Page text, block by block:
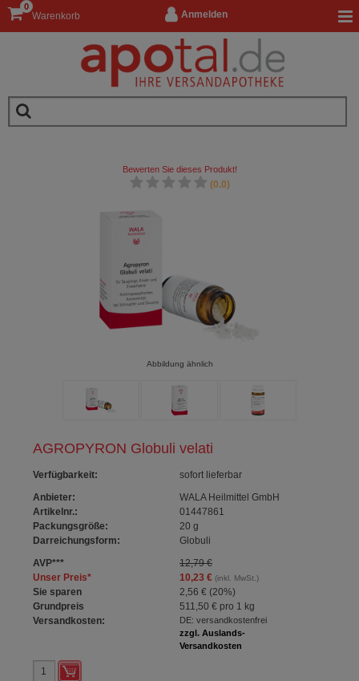
Anmelden
Warenkorb
0
AGROPYRON Globuli velati
Verfügbarkeit:
sofort lieferbar
Anbieter:
WALA Heilmittel GmbH
Artikelnr.:
01447861
Packungsgröße:
20 g
Darreichungsform:
Globuli
AVP***
12,79 €
Unser Preis* 10,23 €(inkl. MwSt.)
Sie sparen 2,56 € (20%)
Grundpreis
511,50 €pro 1 kg
Versandkosten:
DE: versandkostenfrei
zzgl. Auslands-
Versandkosten
Bewerten Sie dieses Produkt!
(0.0)
Abbildung ähnlich